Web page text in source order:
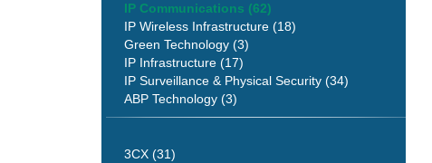
IP Communications (62)
IP Wireless Infrastructure (18)
Green Technology (3)
IP Infrastructure (17)
IP Surveillance & Physical Security (34)
ABP Technology (3)
3CX (31)